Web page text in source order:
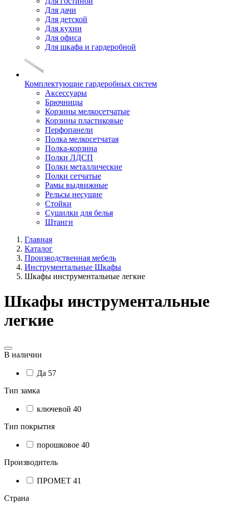
Для дачи
Для детской
Для кухни
Для офиса
Для шкафа и гардеробной
Комплектующие гардеробных систем
Аксессуары
Брючницы
Корзины мелкосетчатые
Корзины пластиковые
Перфопанели
Полка мелкосетчатая
Полка-корзина
Полки ЛДСП
Полки металлические
Полки сетчатые
Рамы выдвижные
Рельсы несущие
Стойки
Сушилки для белья
Штанги
Главная
Каталог
Производственная мебель
Инструментальные Шкафы
Шкафы инструментальные легкие
Шкафы инструментальные
легкие
В наличии
Да 57
Тип замка
ключевой 40
Тип покрытия
порошковое 40
Производитель
ПРОМЕТ 41
Страна